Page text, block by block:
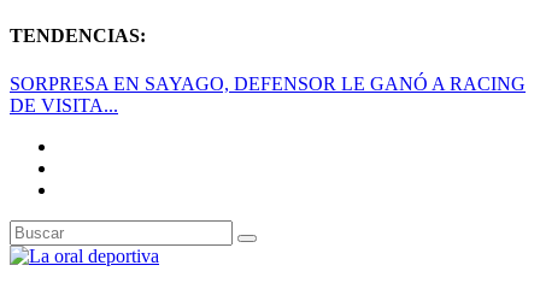
TENDENCIAS:
SORPRESA EN SAYAGO, DEFENSOR LE GANÓ A RACING
DE VISITA...